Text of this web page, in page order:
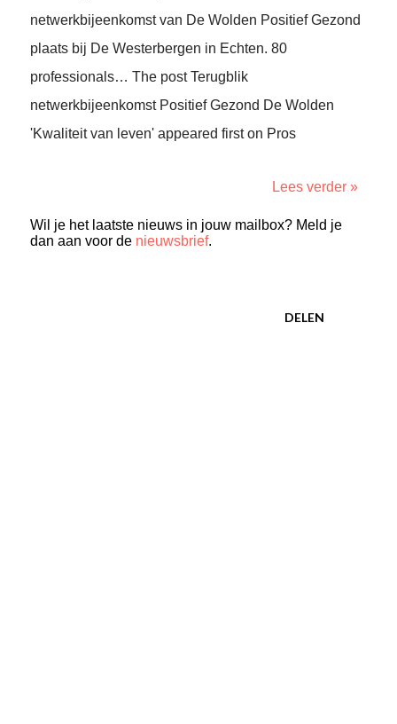
netwerkbijeenkomst van De Wolden Positief Gezond
plaats bij De Westerbergen in Echten. 80
professionals… The post Terugblik
netwerkbijeenkomst Positief Gezond De Wolden
'Kwaliteit van leven' appeared first on Pros
Lees verder »
Wil je het laatste nieuws in jouw mailbox? Meld je
dan aan voor de nieuwsbrief.
DELEN